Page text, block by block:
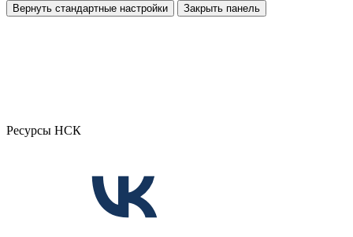
Вернуть стандартные настройки Закрыть панель
Ресурсы НСК